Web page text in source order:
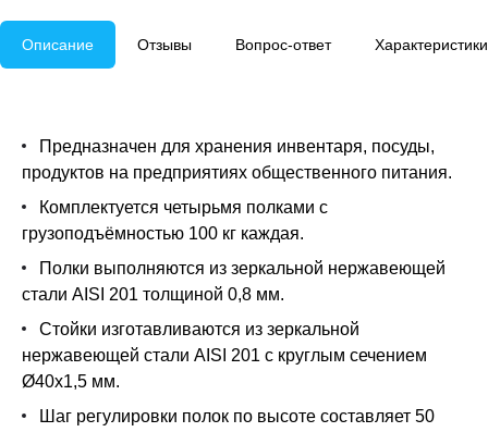
Описание Отзывы Вопрос-ответ Характеристики
Предназначен для хранения инвентаря, посуды,
продуктов на предприятиях общественного питания.
Комплектуется четырьмя полками с
грузоподъёмностью 100 кг каждая.
Полки выполняются из зеркальной нержавеющей
стали AISI 201 толщиной 0,8 мм.
Стойки изготавливаются из зеркальной
нержавеющей стали AISI 201 с круглым сечением
Ø40х1,5 мм.
Шаг регулировки полок по высоте составляет 50